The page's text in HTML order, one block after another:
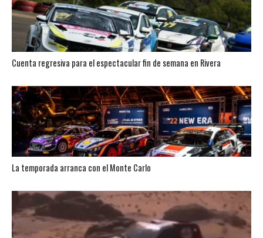
Cuenta regresiva para el espectacular fin de semana en Rivera
La temporada arranca con el Monte Carlo